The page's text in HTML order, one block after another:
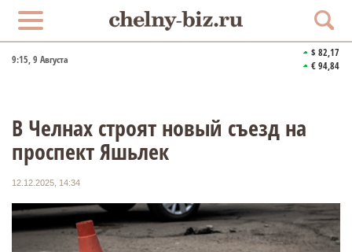
9:15, 9 Августа
$ 82,17
€ 94,84
В Челнах строят новый съезд на
проспект Яшьлек
12.12.2025, 14:34